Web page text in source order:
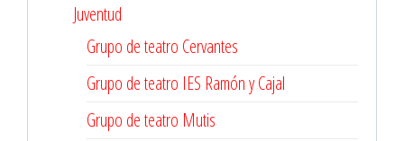
Juventud
Grupo de teatro Cervantes
Grupo de teatro IES Ramón y Cajal
Grupo de teatro Mutis